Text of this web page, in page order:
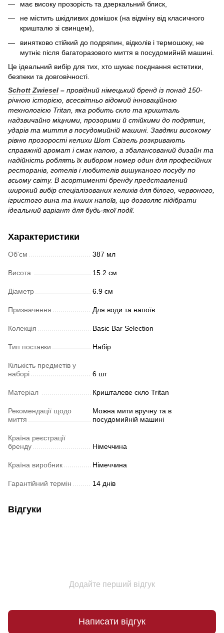
має високу прозорість та дзеркальний блиск,
не містить шкідливих домішок (на відміну від класичного
кришталю зі свинцем),
винятково стійкий до подряпин, відколів і термошоку, не
мутніє після багаторазового миття в посудомийній машині.
Це ідеальний вибір для тих, хто шукає поєднання естетики,
безпеки та довговічності.
Schott Zwiesel – провідний німецький бренд із понад 150-
річною історією, всесвітньо відомий інноваційною
технологією Tritan, яка робить скло та кришталь
надзвичайно міцними, прозорими й стійкими до подряпин,
ударів та миття в посудомийній машині. Завдяки високому
рівню прозорості келихи Шот Свізель розкривають
справжній аромат і смак напою, а збалансований дизайн та
надійність роблять їх вибором номер один для професійних
ресторанів, готелів і любителів вишуканого посуду по
всьому світу. В асортименті бренду представлений
широкий вибір спеціалізованих келихів для білого, червоного,
ігристого вина та інших напоїв, що дозволяє підібрати
ідеальний варіант для будь-якої події.
Характеристики
Об'єм 387 мл
Висота 15.2 см
Діаметр 6.9 см
Призначення Для води та напоїв
Колекція Basic Bar Selection
Тип поставки Набір
Кількість предметів у
наборі
6 шт
Матеріал Кришталеве скло Tritan
Рекомендації щодо
миття
Можна мити вручну та в
посудомийній машині
Країна реєстрації
бренду
Німеччина
Країна виробник Німеччина
Гарантійний термін 14 днів
Відгуки
Додайте перший відгук
Написати відгук